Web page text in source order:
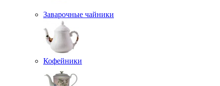
Заварочные чайники
Кофейники